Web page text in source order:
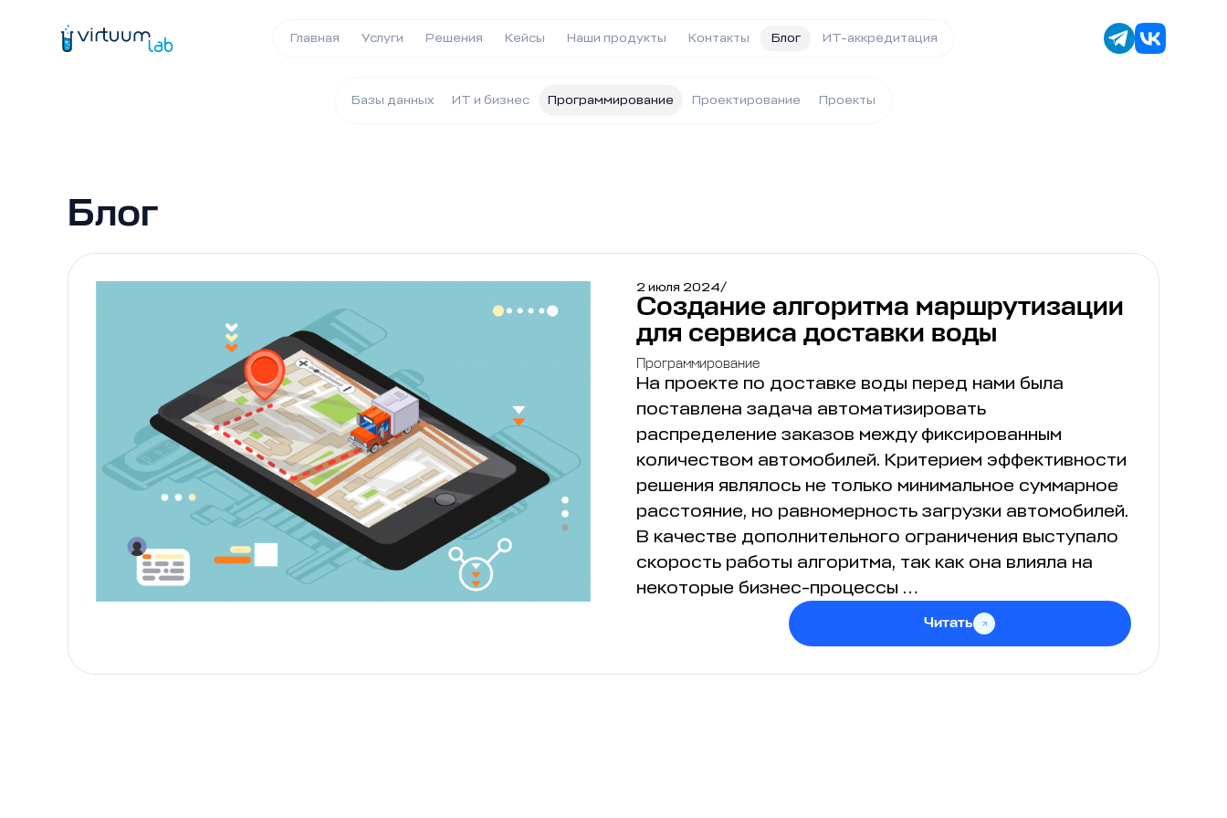
Главная Услуги Решения Кейсы Наши продукты Контакты Блог ИТ-аккредитация
Базы данных ИТ и бизнес Программирование Проектирование Проекты
Блог
2 июля 2024/
Создание алгоритма маршрутизации
для сервиса доставки воды
Программирование
На проекте по доставке воды перед нами была
поставлена задача автоматизировать
распределение заказов между фиксированным
количеством автомобилей. Критерием эффективности
решения являлось не только минимальное суммарное
расстояние, но равномерность загрузки автомобилей.
В качестве дополнительного ограничения выступало
скорость работы алгоритма, так как она влияла на
некоторые бизнес-процессы …
Читать